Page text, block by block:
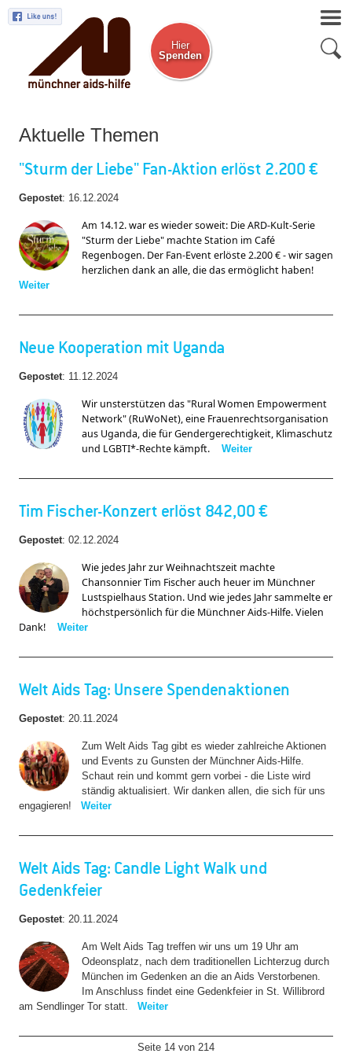
Hier
Spenden
Aktuelle Themen
"Sturm der Liebe" Fan-Aktion erlöst 2.200 €
Gepostet: 16.12.2024
Am 14.12. war es wieder soweit: Die ARD-Kult-Serie
"Sturm der Liebe" machte Station im Café
Regenbogen. Der Fan-Event erlöste 2.200 € - wir sagen
Weiter
Neue Kooperation mit Uganda
Gepostet: 11.12.2024
Wir unsterstützen das "Rural Women Empowerment
Network" (RuWoNet), eine Frauenrechtsorganisation
aus Uganda, die für Gendergerechtigkeit, Klimaschutz
und LGBTI*-Rechte kämpft.
Weiter
Tim Fischer-Konzert erlöst 842,00 €
Gepostet: 02.12.2024
Wie jedes Jahr zur Weihnachtszeit machte
Chansonnier Tim Fischer auch heuer im Münchner
Lustspielhaus Station. Und wie jedes Jahr sammelte er
höchstpersönlich für die Münchner Aids-Hilfe. Vielen
Dank!
Weiter
Welt Aids Tag: Unsere Spendenaktionen
Gepostet: 20.11.2024
Zum Welt Aids Tag gibt es wieder zahlreiche Aktionen
und Events zu Gunsten der Münchner Aids-Hilfe.
Schaut rein und kommt gern vorbei - die Liste wird
ständig aktualisiert. Wir danken allen, die sich für uns
engagieren!
Weiter
Welt Aids Tag: Candle Light Walk und
Gedenkfeier
Gepostet: 20.11.2024
Am Welt Aids Tag treffen wir uns um 19 Uhr am
Odeonsplatz, nach dem traditionellen Lichterzug durch
München im Gedenken an die an Aids Verstorbenen.
Im Anschluss findet eine Gedenkfeier in St. Willibrord
am Sendlinger Tor statt.
Weiter
Seite 14 von 214